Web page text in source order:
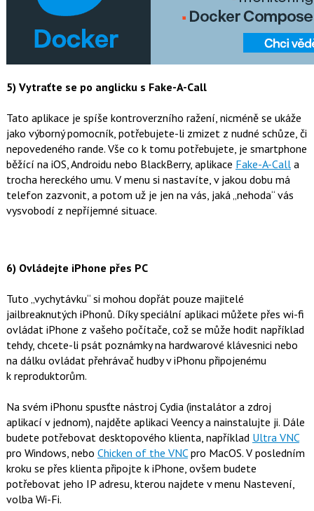
5) Vytraťte se po anglicku s Fake-A-Call
Tato aplikace je spíše kontroverzního ražení, nicméně se ukáže
jako výborný pomocník, potřebujete-li zmizet z nudné schůze, či
nepovedeného rande. Vše co k tomu potřebujete, je smartphone
běžící na iOS, Androidu nebo BlackBerry, aplikace Fake-A-Calla
trocha hereckého umu. V menu si nastavíte, v jakou dobu má
telefon zazvonit, a potom už je jen na vás, jaká „nehoda“ vás
vysvobodí z nepříjemné situace.
6) Ovládejte iPhone přes PC
Tuto „vychytávku“ si mohou dopřát pouze majitelé
jailbreaknutých iPhonů. Díky speciální aplikaci můžete přes wi-fi
ovládat iPhone z vašeho počítače, což se může hodit například
tehdy, chcete-li psát poznámky na hardwarové klávesnici nebo
na dálku ovládat přehrávač hudby v iPhonu připojenému
k reproduktorům.
Na svém iPhonu spusťte nástroj Cydia (instalátor a zdroj
aplikací v jednom), najděte aplikaci Veency a nainstalujte ji. Dále
budete potřebovat desktopového klienta, například Ultra VNC
pro Windows, nebo Chicken of the VNCpro MacOS. V posledním
kroku se přes klienta připojte k iPhone, ovšem budete
potřebovat jeho IP adresu, kterou najdete v menu Nastevení,
volba Wi-Fi.